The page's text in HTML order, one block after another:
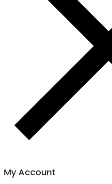
My Account